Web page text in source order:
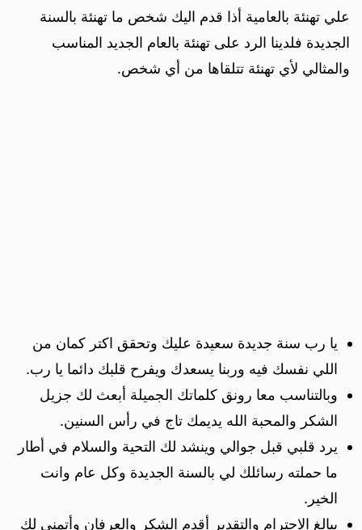
علي تهنئة بالعامية أذا قدم اليك شخص ما تهنئة بالسنة
الجديدة فلدينا الرد على تهنئة بالعام الجديد المناسب
والمثالي لأي تهنئة تتلقاها من أي شخص.
يا رب سنة جديدة سعيدة عليك وتحقق اكتر كمان من
اللي نفسك فيه وربنا يسعدك ويفرح قلبك دائما يا رب.
وبالتناسب معا رونق كلماتك الجميلة أبعث لك جزيل
الشكر والمحبة الله يديمك تاج في رأس السنين.
يرد قلبي قبل جوالي وينشد لك التحية والسلام في أطار
ما حملته رسائلك لي بالسنة الجديدة وكل عام وانت
الخير.
ببالغ الاحترام والتقدير أقدم الشكر والعرفان وأتمنى لك